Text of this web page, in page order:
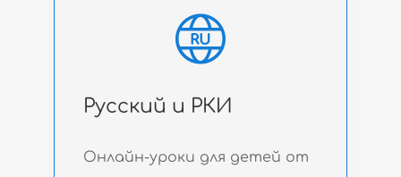
Русский и РКИ
Онлайн-уроки для детей от